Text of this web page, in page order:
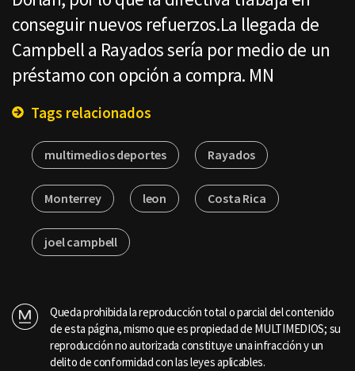
conseguir nuevos refuerzos.La llegada de
Campbell a Rayados sería por medio de un
préstamo con opción a compra. MN
Tags relacionados
multimedios deportes Rayados
Monterrey leon Costa Rica
joel campbell
Queda prohibida la reproducción total o parcial del contenido
de esta página, mismo que es propiedad de MULTIMEDIOS; su
reproducción no autorizada constituye una infracción y un
delito de conformidad con las leyes aplicables.